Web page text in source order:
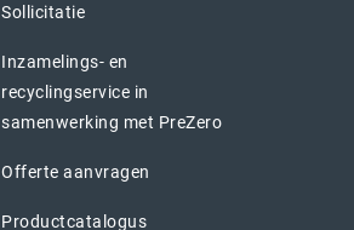
Sollicitatie
Inzamelings- en
recyclingservice in
samenwerking met PreZero
Offerte aanvragen
Productcatalogus